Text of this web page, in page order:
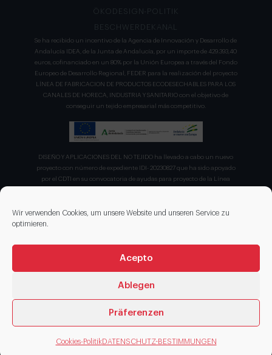
Wir verwenden Cookies, um unsere Website und unseren Service zu
optimieren.
Acepto
Ablegen
Präferenzen
Cookies-PolitikDATENSCHUTZ-BESTIMMUNGEN
ÖKODESIGN-POLITIK
BESCHWERDEKANAL
Se ha recibido un incentivo de la Agencia de Innovación y Desarrollo de
Andalucía IDEA, de la Junta de Andalucía, por un importe de 429.393,40
euros, cofinanciado en un 80% por la Unión Europea a través del Fondo
Europeo de Desarrollo Regional, FEDER para la realización del proyecto
LÍNEA DE FABRICACION DE PRODUCTOS ECODESECHABLES PARA LOS
CANALES DE HORECA, INDUSTRIA Y SANITARIO con el objetivo de
conseguir un tejido empresarial más competitivo.
DISEÑO Y APLICACIONES DEL NO TEJIDO ha llevado a cabo un nuevo
proyecto con número de expediente IDI- 20230827 que ha sido apoyado
por el CDTI en su convocatoria de ayudas para proyecto de la Línea
sostenibles para favorecer el ecodiseño en el ámbito del packaging"
recibiendo en concepto de ayuda parcialmente reembolsable un 75%
© 2026 DISENOS NT